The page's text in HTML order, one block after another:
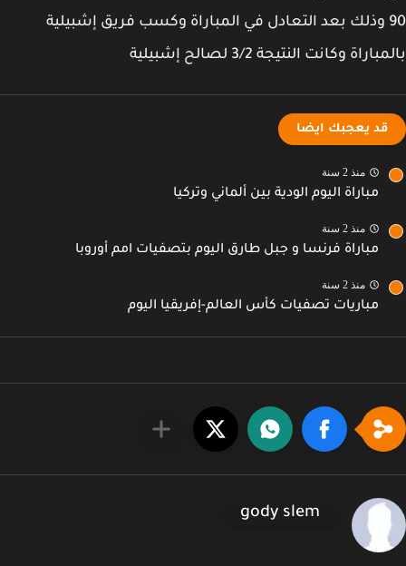
90 وذلك بعد التعادل في المباراة وكسب فريق إشبيلية
وكانت النتيجة 3/2 لصالح إشبيلية
قد يعجبك ايضا
منذ 2 سنة
مباراة اليوم الودية بين ألماني وتركيا
منذ 2 سنة
مباراة فرنسا و جبل طارق اليوم بتصفيات امم أوروبا
منذ 2 سنة
مباريات تصفيات كأس العالم-إفريقيا اليوم
gody slem